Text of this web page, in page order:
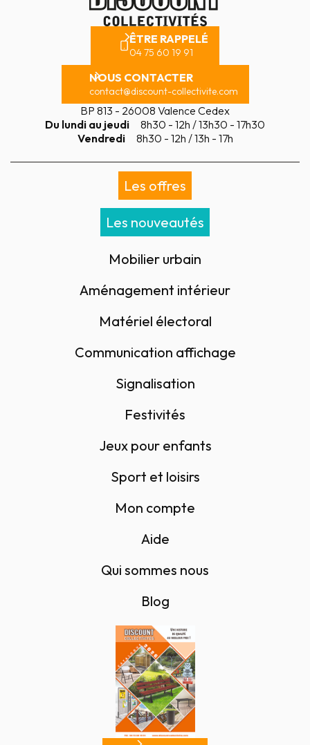
ÊTRE RAPPELÉ
04 75 60 19 91
NOUS CONTACTER
contact@discount-collectivite.com
BP 813 - 26008 Valence Cedex
Du lundi au jeudi
8h30 - 12h / 13h30 - 17h30
Vendredi
8h30 - 12h / 13h - 17h
Les offres
Les nouveautés
Mobilier urbain
Aménagement intérieur
Matériel électoral
Communication affichage
Signalisation
Festivités
Jeux pour enfants
Sport et loisirs
Mon compte
Aide
Qui sommes nous
Blog